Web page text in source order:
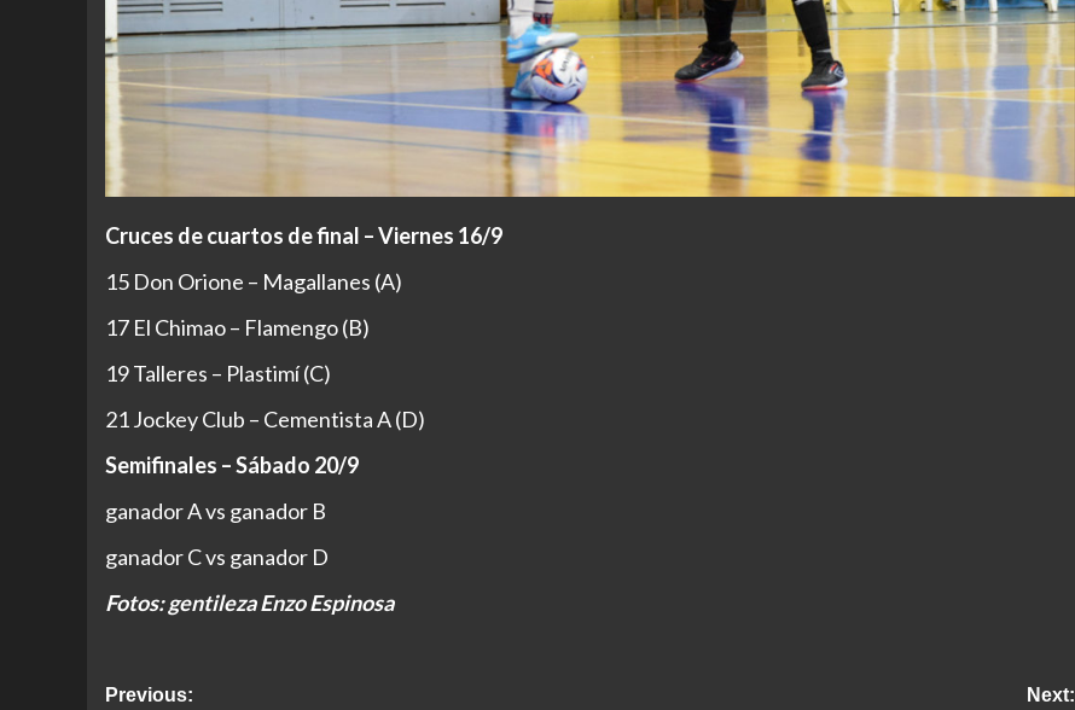
Cruces de cuartos de final – Viernes 16/9
15 Don Orione – Magallanes (A)
17 El Chimao – Flamengo (B)
19 Talleres – Plastimí (C)
21 Jockey Club – Cementista A (D)
Semifinales – Sábado 20/9
ganador A vs ganador B
ganador C vs ganador D
Fotos: gentileza Enzo Espinosa
Post
Previous: Next: